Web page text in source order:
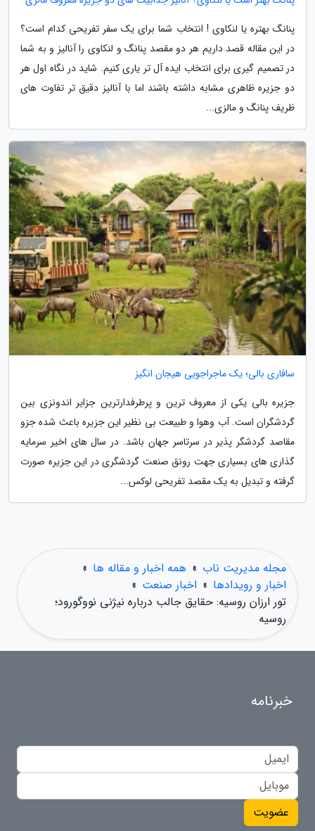
پنانگ بهتره یا لنکاوی ! انتخاب شما برای یک سفر تفریحی کدام است؟
در این مقاله قصد داریم هر دو مقصد پنانگ و لنکاوی را آنالیز و به شما
در تصمیم گیری برای انتخاب ایده آل تر یاری کنیم. شاید در نگاه اول هر
دو جزیره ظاهری مشابه داشته باشند اما با آنالیز دقیق تر تفاوت های
ظریف پنانگ و مالزی...
سافاری بالی؛ یک ماجراجویی هیجان انگیز
جزیره بالی یکی از معروف ترین و پرطرفدارترین جزایر اندونزی بین
گردشگران است. آب وهوا و طبیعت بی نظیر این جزیره باعث شده جزو
مقاصد گردشگر پذیر در سرتاسر جهان باشد. در سال های اخیر سرمایه
گذاری های بسیاری جهت رونق صنعت گردشگری در این جزیره صورت
گرفته و تبدیل به یک مقصد تفریحی لوکس...
مجله مدیریت ناب » همه اخبار و مقاله ها »
اخبار و رویدادها » اخبار صنعت »
تور ارزان روسیه: حقایق جالب درباره نیژنی نووگورود؛
روسیه
خبرنامه
عضویت